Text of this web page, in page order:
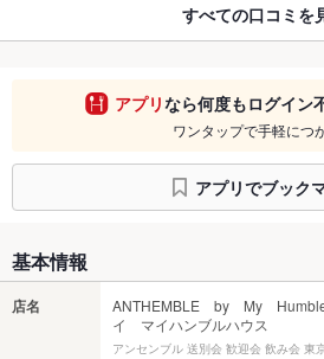
すべての口コミを
アプリなら何度もログイン
ワンタップで手軽につ
アプリでブック
基本情報
店名
ANTHEMBLE by My
イ マイハンブルハウス
アンセンブル 送別会 歓迎会 飲み会 東